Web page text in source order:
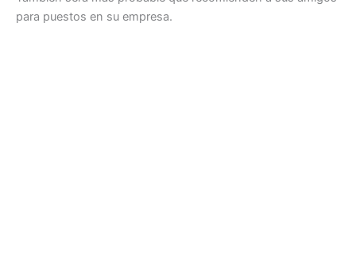
para puestos en su empresa.